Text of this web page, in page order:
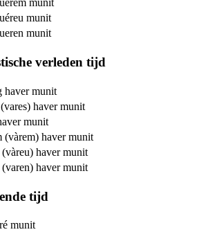
munit
munit
munit
verleden tijd
havermunit
havermunit
munit
(vàrem) havermunit
havermunit
havermunit
tijd
munit